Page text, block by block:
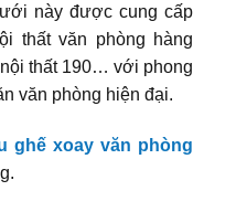
này được cung cấp
thất văn phòng hàng
thất 190… với phong
văn phòng hiện đại.
ghế xoay văn phòng